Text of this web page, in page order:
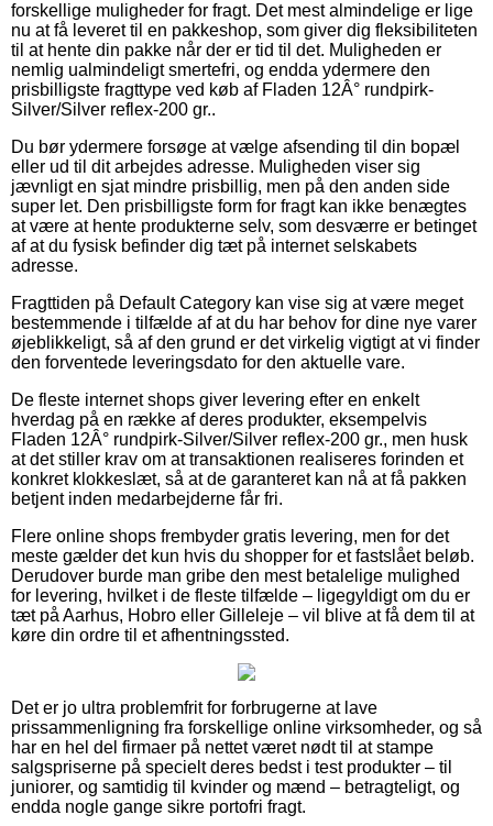
forskellige muligheder for fragt. Det mest almindelige er lige
nu at få leveret til en pakkeshop, som giver dig fleksibiliteten
til at hente din pakke når der er tid til det. Muligheden er
nemlig ualmindeligt smertefri, og endda ydermere den
prisbilligste fragttype ved køb af Fladen 12Â° rundpirk-
Silver/Silver reflex-200 gr..
Du bør ydermere forsøge at vælge afsending til din bopæl
eller ud til dit arbejdes adresse. Muligheden viser sig
jævnligt en sjat mindre prisbillig, men på den anden side
super let. Den prisbilligste form for fragt kan ikke benægtes
at være at hente produkterne selv, som desværre er betinget
af at du fysisk befinder dig tæt på internet selskabets
adresse.
Fragttiden på Default Category kan vise sig at være meget
bestemmende i tilfælde af at du har behov for dine nye varer
øjeblikkeligt, så af den grund er det virkelig vigtigt at vi finder
den forventede leveringsdato for den aktuelle vare.
De fleste internet shops giver levering efter en enkelt
hverdag på en række af deres produkter, eksempelvis
Fladen 12Â° rundpirk-Silver/Silver reflex-200 gr., men husk
at det stiller krav om at transaktionen realiseres forinden et
konkret klokkeslæt, så at de garanteret kan nå at få pakken
betjent inden medarbejderne får fri.
Flere online shops frembyder gratis levering, men for det
meste gælder det kun hvis du shopper for et fastslået beløb.
Derudover burde man gribe den mest betalelige mulighed
for levering, hvilket i de fleste tilfælde – ligegyldigt om du er
tæt på Aarhus, Hobro eller Gilleleje – vil blive at få dem til at
køre din ordre til et afhentningssted.
Det er jo ultra problemfrit for forbrugerne at lave
prissammenligning fra forskellige online virksomheder, og så
har en hel del firmaer på nettet været nødt til at stampe
salgspriserne på specielt deres bedst i test produkter – til
juniorer, og samtidig til kvinder og mænd – betragteligt, og
endda nogle gange sikre portofri fragt.